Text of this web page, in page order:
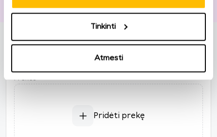
Tinkinti
Atmesti
Grąžinimo informacija
Užsakymo data
P A T K Pn Š S
3 4 5 6
Prekės*
Pridėti prekę